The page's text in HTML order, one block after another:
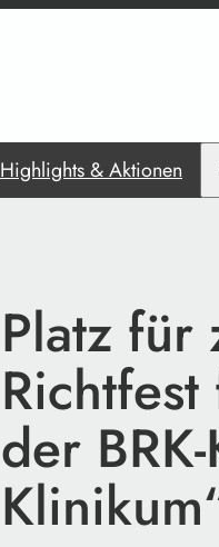
Highlights & Aktionen
Platz für
der